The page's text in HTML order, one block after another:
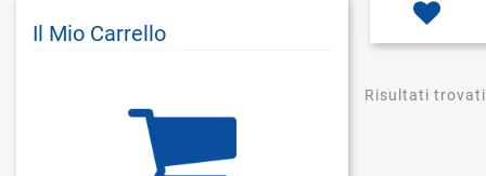
Il Mio Carrello
Risultati